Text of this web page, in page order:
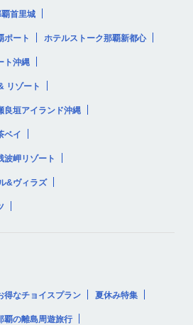
首里城
ポート ホテルストーク那覇新都心
ト沖縄
リゾート
良垣アイランド沖縄
ベイ
波岬リゾート
&ヴィラズ
得なチョイスプラン 夏休み特集
覇の離島周遊旅行